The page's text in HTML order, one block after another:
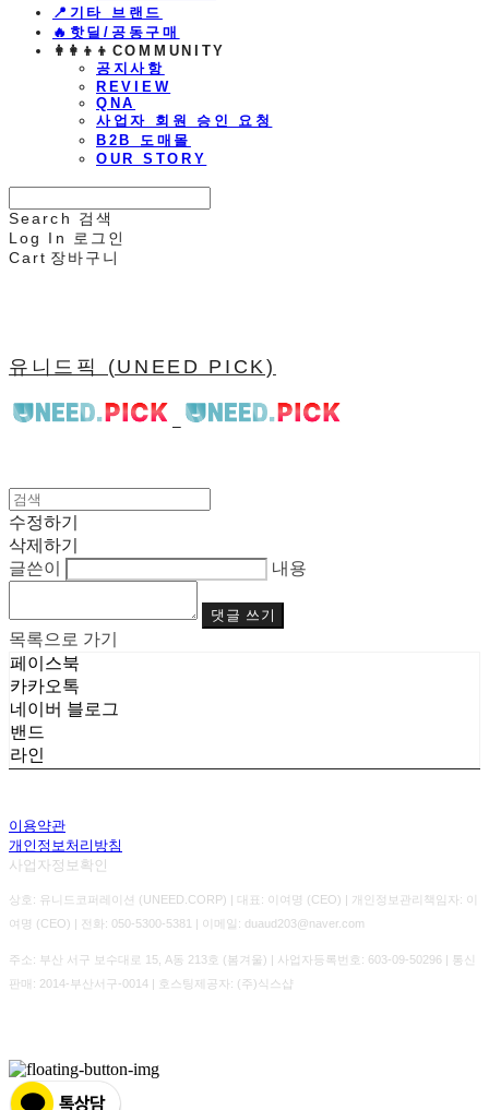
📍기타 브랜드
🔥핫딜/공동구매
👩‍👩‍👦‍👦COMMUNITY
공지사항
REVIEW
QNA
사업자 회원 승인 요청
B2B 도매몰
OUR STORY
Search
검색
Log In
로그인
Cart 장바구니
유니드픽 (UNEED PICK)
수정하기
삭제하기
글쓴이
내용
댓글 쓰기
목록으로 가기
페이스북
카카오톡
네이버 블로그
밴드
라인
이용약관
개인정보처리방침
사업자정보확인
상호: 유니드코퍼레이션 (UNEED.CORP) | 대표: 이여명 (CEO) | 개인정보관리책임자: 이
여명 (CEO) | 전화: 050-5300-5381 | 이메일: duaud203@naver.com
주소: 부산 서구 보수대로 15, A동 213호 (봄겨울) | 사업자등록번호: 603-09-50296 | 통신
판매: 2014-부산서구-0014 | 호스팅제공자: (주)식스샵